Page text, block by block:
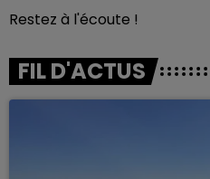
Restez à l'écoute !
FIL D'ACTUS